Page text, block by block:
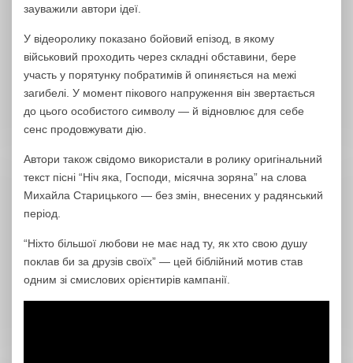
зауважили автори ідеї.
У відеоролику показано бойовий епізод, в якому
військовий проходить через складні обставини, бере
участь у порятунку побратимів й опиняється на межі
загибелі. У момент пікового напруження він звертається
до цього особистого символу — й відновлює для себе
сенс продовжувати дію.
Автори також свідомо використали в ролику оригінальний
текст пісні “Ніч яка, Господи, місячна зоряна” на слова
Михайла Старицького — без змін, внесених у радянський
період.
“Ніхто більшої любови не має над ту, як хто свою душу
поклав би за друзів своїх” — цей біблійний мотив став
одним зі смислових орієнтирів кампанії.